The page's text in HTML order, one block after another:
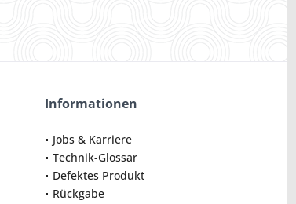
Informationen
Jobs & Karriere
Technik-Glossar
Defektes Produkt
Rückgabe